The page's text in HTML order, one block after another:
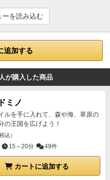
めると1セット3点の追加ボーナ
バーでする時は、入れた方がよ
また、それ以外にも選択ルール
ます👀 （プレイヤー同士で勝手
大きいことです😅
満点でした🤔
ーを読み込む
追加する
が購入した商品
ミノ
ルを手に入れて、森や海、草原の
の王国を広げよう！
税込）
15～20分 49件
カートに追加する